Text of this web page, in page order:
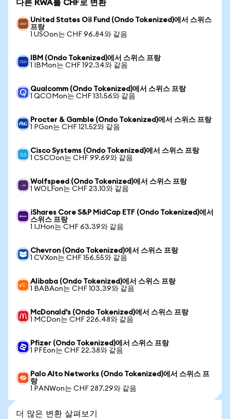
다른 RWA를 CHF로 변환
United States Oil Fund (Ondo Tokenized)에서 스위스
프랑
1 USOon는 CHF 96.84와 같음
IBM (Ondo Tokenized)에서 스위스 프랑
1 IBMon는 CHF 192.34와 같음
Qualcomm (Ondo Tokenized)에서 스위스 프랑
1 QCOMon는 CHF 131.56와 같음
Procter & Gamble (Ondo Tokenized)에서 스위스 프랑
1 PGon는 CHF 121.52와 같음
Cisco Systems (Ondo Tokenized)에서 스위스 프랑
1 CSCOon는 CHF 99.69와 같음
Wolfspeed (Ondo Tokenized)에서 스위스 프랑
1 WOLFon는 CHF 23.10와 같음
iShares Core S&P MidCap ETF (Ondo Tokenized)에서
스위스 프랑
1 IJHon는 CHF 63.39와 같음
Chevron (Ondo Tokenized)에서 스위스 프랑
1 CVXon는 CHF 156.55와 같음
Alibaba (Ondo Tokenized)에서 스위스 프랑
1 BABAon는 CHF 103.39와 같음
McDonald's (Ondo Tokenized)에서 스위스 프랑
1 MCDon는 CHF 226.48와 같음
Pfizer (Ondo Tokenized)에서 스위스 프랑
1 PFEon는 CHF 22.38와 같음
Palo Alto Networks (Ondo Tokenized)에서 스위스 프
랑
1 PANWon는 CHF 287.29와 같음
더 많은 변환 살펴보기